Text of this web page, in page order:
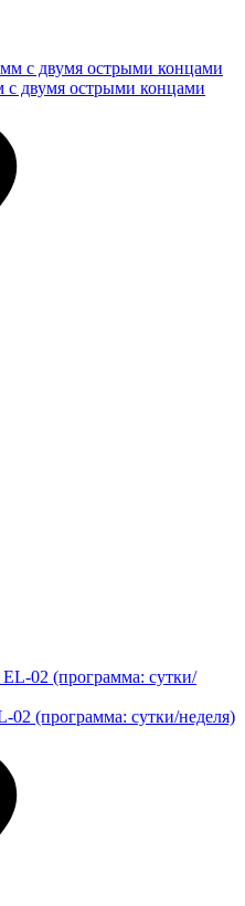
двумя острыми концами
(программа: сутки/неделя)